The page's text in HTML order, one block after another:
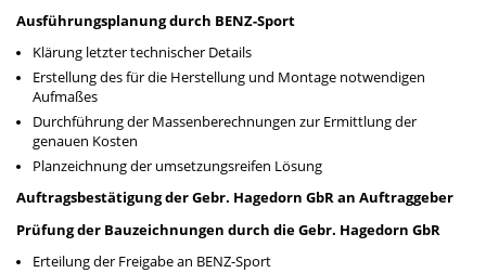
Ausführungsplanung durch BENZ-Sport
Klärung letzter technischer Details
Erstellung des für die Herstellung und Montage notwendigen
Aufmaßes
Durchführung der Massenberechnungen zur Ermittlung der
genauen Kosten
Planzeichnung der umsetzungsreifen Lösung
Auftragsbestätigung der Gebr. Hagedorn GbR an Auftraggeber
Prüfung der Bauzeichnungen durch die Gebr. Hagedorn GbR
Erteilung der Freigabe an BENZ-Sport